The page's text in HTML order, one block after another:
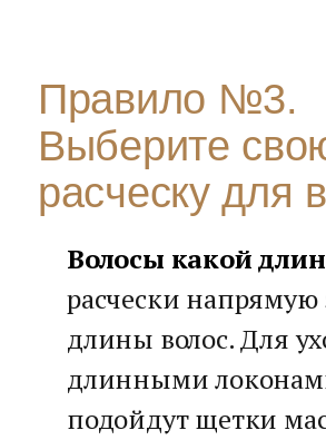
Правило №3.
Выберите
расческу для
Волосы какой
расчески напрямую
длины волос. Для
длинными
подойдут щетки